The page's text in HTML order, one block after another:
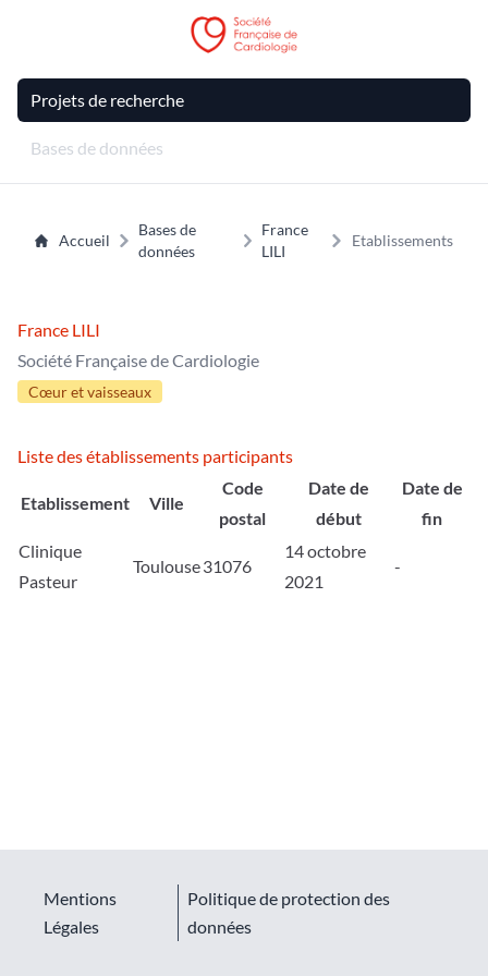
Projets de recherche
Bases de données
Accueil
Bases de
données
France
LILI
Etablissements
France LILI
Société Française de Cardiologie
Cœur et vaisseaux
Liste des établissements participants
Etablissement Ville
Code
postal
Date de
début
Date de
fin
Clinique
Pasteur
Toulouse31076
14 octobre
2021
-
Mentions
Légales
Politique de protection des
données